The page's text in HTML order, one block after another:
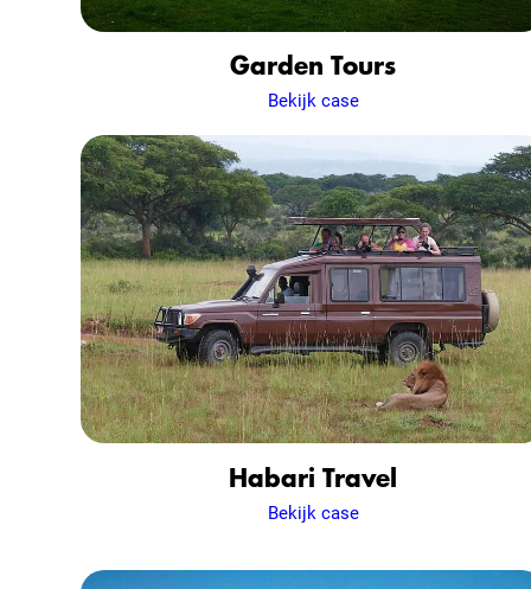
Garden Tours
Bekijk case
Habari Travel
Bekijk case